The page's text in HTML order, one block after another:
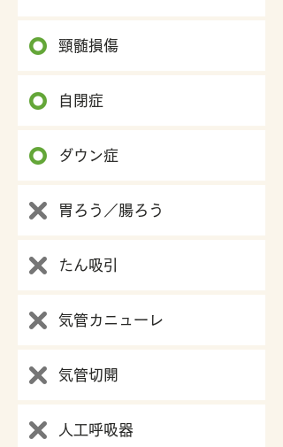
頸髄損傷
自閉症
ダウン症
胃ろう／腸ろう
たん吸引
気管カニューレ
気管切開
​ 人工呼吸器